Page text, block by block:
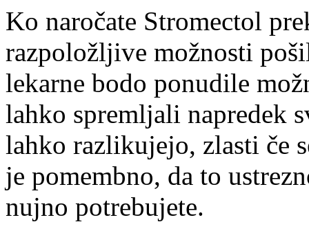
Ko naročate Stromectol
razpoložljive možnosti
lekarne bodo ponudile
lahko spremljali napredek
lahko razlikujejo, zlasti če
je pomembno, da to
nujno potrebujete.